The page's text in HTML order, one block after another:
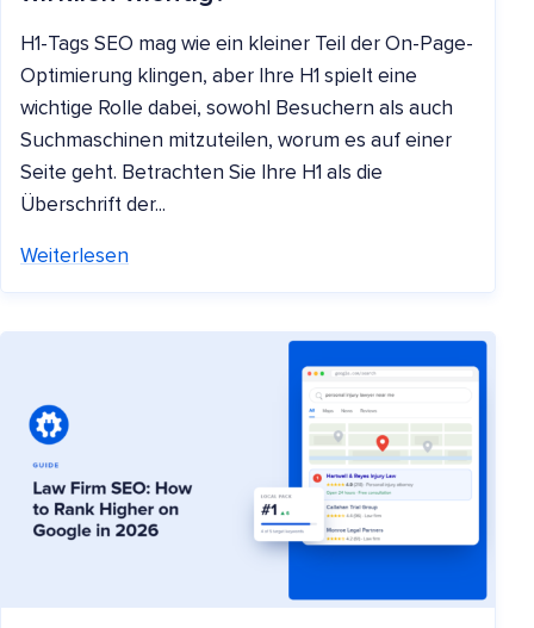
H1-Tags SEO mag wie ein kleiner Teil der On-Page-
Optimierung klingen, aber Ihre H1 spielt eine
wichtige Rolle dabei, sowohl Besuchern als auch
Suchmaschinen mitzuteilen, worum es auf einer
Seite geht. Betrachten Sie Ihre H1 als die
Überschrift der...
Weiterlesen